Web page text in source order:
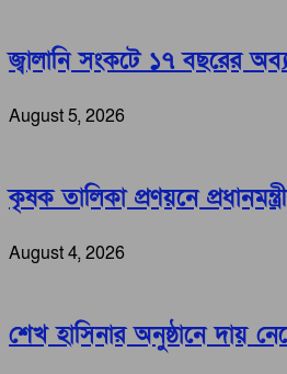
জ্বালানি সংকটে ১৭ বছরের
August 5, 2026
কৃষক তালিকা প্রণয়নে
August 4, 2026
শেখ হাসিনার অনুষ্ঠানে দায়